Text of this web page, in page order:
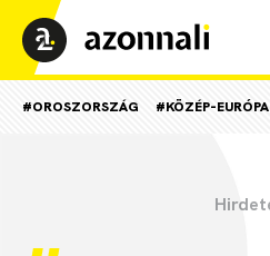
#OROSZORSZÁG #KÖZÉP-EURÓPA